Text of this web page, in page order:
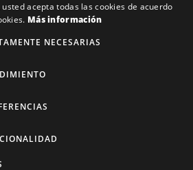
30
para representantes
acepta todas las cookies de acuerdo
Más información
NECESARIAS